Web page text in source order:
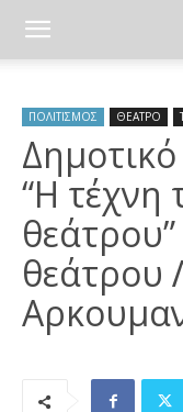
ΠΟΛΙΤΙΣΜΟΣ ΘΕΑΤΡΟ
“Η τέχνη
θεάτρου”
θεάτρου